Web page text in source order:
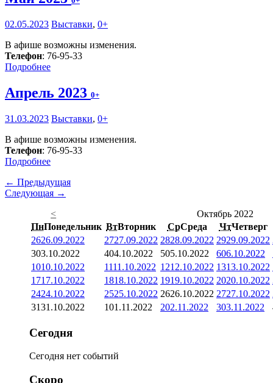
02.05.2023 Выставки, 0+
В афише возможны изменения.
Телефон: 76-95-33
Подробнее
Апрель 2023 0+
31.03.2023 Выставки, 0+
В афише возможны изменения.
Телефон: 76-95-33
Подробнее
← Предыдущая
Следующая →
<
Октябрь 2022
ПнПонедельник ВтВторник СрСреда ЧтЧетверг
2626.09.2022 2727.09.2022 2828.09.2022 2929.09.2022
303.10.2022 404.10.2022 505.10.2022 606.10.2022
1010.10.2022 1111.10.2022 1212.10.2022 1313.10.2022
1717.10.2022 1818.10.2022 1919.10.2022 2020.10.2022
2424.10.2022 2525.10.2022 2626.10.2022 2727.10.2022
3131.10.2022 101.11.2022 202.11.2022 303.11.2022
Сегодня
Сегодня нет событий
Скоро